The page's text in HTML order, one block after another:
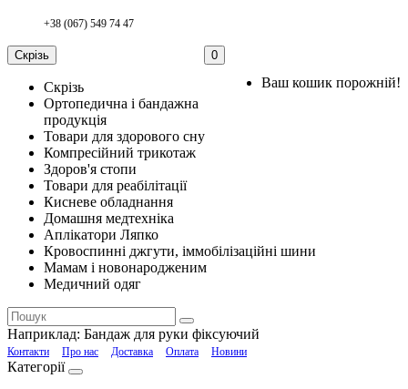
+38 (067) 549 74 47
0
Ваш кошик порожній!
Скрізь
Скрізь
Ортопедична і бандажна
продукція
Товари для здорового сну
Компресійний трикотаж
Здоров'я стопи
Товари для реабілітації
Кисневе обладнання
Домашня медтехніка
Аплікатори Ляпко
Кровоспинні джгути, іммобілізаційні шини
Мамам і новонародженим
Медичний одяг
Наприклад: Бандаж для руки фіксуючий
Контакти Про нас Доставка Оплата Новини
Категорії